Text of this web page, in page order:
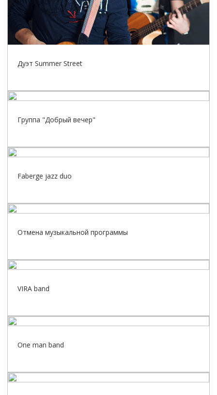
Дуэт Summer Street
Группа "Добрый вечер"
Faberge jazz duo
Отмена музыкальной программы
VIRA band
One man band